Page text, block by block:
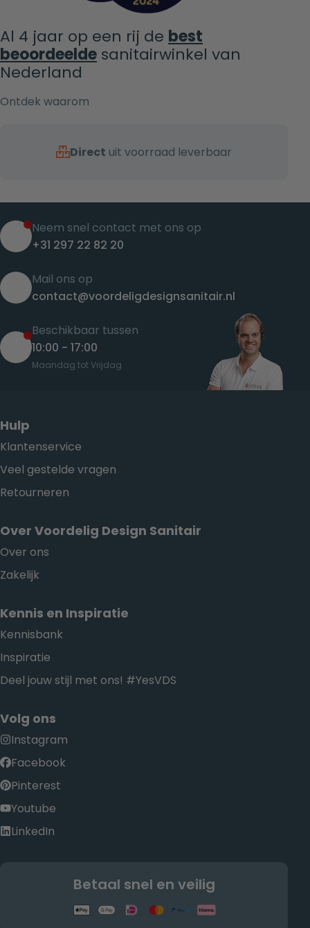
Al 4 jaar op een rij de best
beoordeelde sanitairwinkel van
Nederland
Ontdek waarom
Direct uit voorraad leverbaar
Neem snel contact met ons op
+31 297 22 82 20
Mail ons op
contact@voordeligdesignsanitair.nl
Beschikbaar tussen
10:00 - 17:00
Maandag tot Vrijdag
Hulp
Klantenservice
Veel gestelde vragen
Retourneren
Over Voordelig Design Sanitair
Over ons
Zakelijk
Kennis en Inspiratie
Kennisbank
Inspiratie
Deel jouw stijl met ons! #YesVDS
Volg ons
Instagram
Facebook
Pinterest
Youtube
LinkedIn
Betaal snel en veilig